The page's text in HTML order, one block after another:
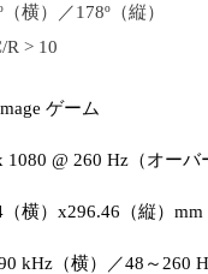
（横）／178º（縦）
R > 10
ゲーム
1080 @ 260 Hz（オーバ
（横）x296.46（縦）mm
kHz（横）／48～260